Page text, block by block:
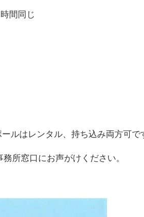
間同じ
ルはレンタル、持ち込み両方可で
窓口にお声がけください。